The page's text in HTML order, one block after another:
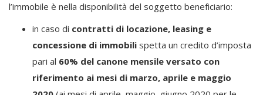
l’immobile è nella disponibilità del soggetto beneficiario:
in caso di contratti di locazione, leasing e
concessione di immobili spetta un credito d’imposta
pari al 60% del canone mensile versato con
riferimento ai mesi di marzo, aprile e maggio